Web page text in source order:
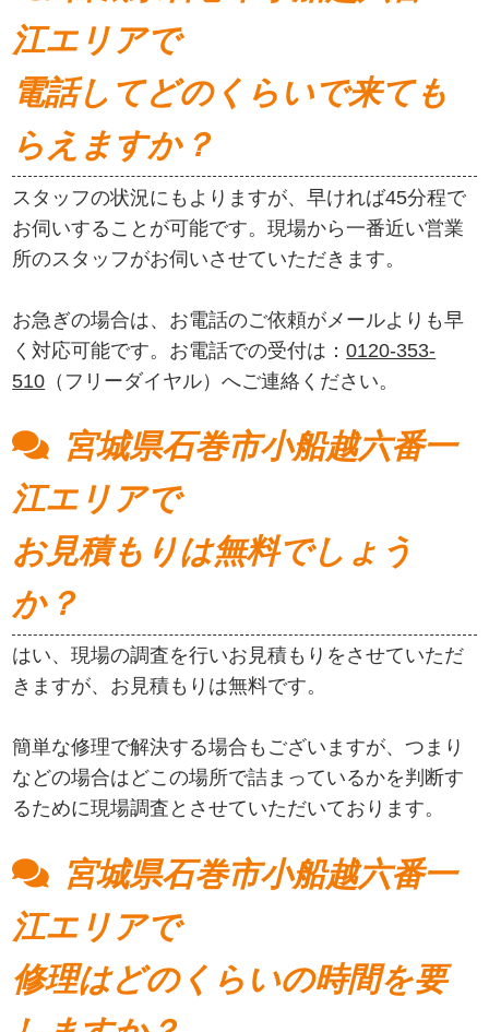
江エリアで
電話してどのくらいで来ても
らえますか？
スタッフの状況にもよりますが、早ければ45分程で
お伺いすることが可能です。現場から一番近い営業
所のスタッフがお伺いさせていただきます。
お急ぎの場合は、お電話のご依頼がメールよりも早
く対応可能です。お電話での受付は：0120-353-
510 （フリーダイヤル）へご連絡ください。
宮城県石巻市小船越六番一
江エリアで
お見積もりは無料でしょう
か？
はい、現場の調査を行いお見積もりをさせていただ
きますが、お見積もりは無料です。
簡単な修理で解決する場合もございますが、つまり
などの場合はどこの場所で詰まっているかを判断す
るために現場調査とさせていただいております。
宮城県石巻市小船越六番一
江エリアで
修理はどのくらいの時間を要